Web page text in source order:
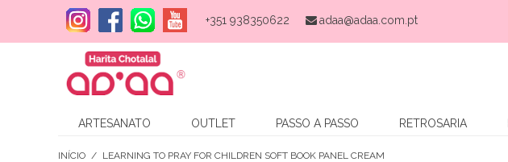
+351 938350622 adaa@adaa.com.pt
ARTESANATO OUTLET PASSO A PASSO RETROSARIA
INÍCIO / LEARNING TO PRAY FOR CHILDREN SOFT BOOK PANEL CREAM